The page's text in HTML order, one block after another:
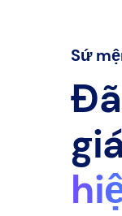
Sứ